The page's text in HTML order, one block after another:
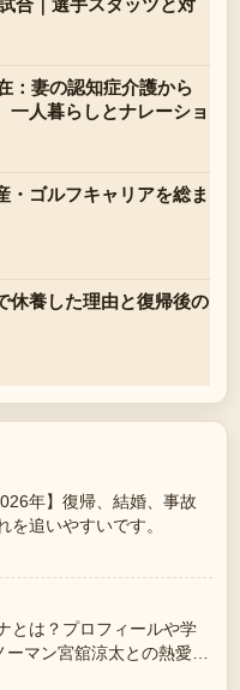
合｜選手スタッツと対
：妻の認知症介護から
一人暮らしとナレーショ
・ゴルフキャリアを総ま
休養した理由と復帰後の
年】復帰、結婚、事故
追いやすいです。
とは？プロフィールや学
マン宮舘涼太との熱愛を
ていて安心感がありま